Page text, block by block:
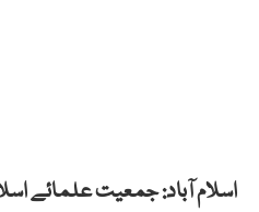
اسلام آباد: جمعیت علمائے